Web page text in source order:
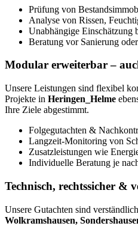
Prüfung von
Analyse von Rissen,
Unabhängige Einschätzung
Beratung vor Sanierung
Modular erweiterbar –
Unsere Leistungen sind flexibel
Projekte in Heringen_Helme
Ihre Ziele abgestimmt.
Folgegutachten &
Langzeit-Monitoring von
Zusatzleistungen wie
Individuelle Beratung je
Technisch, rechtssicher &
Unsere Gutachten sind
Wolkramshausen,